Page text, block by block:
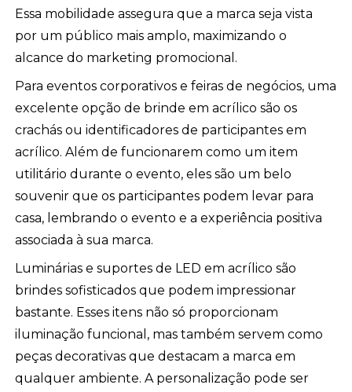
Essa mobilidade assegura que a marca seja vista
por um público mais amplo, maximizando o
alcance do marketing promocional.
Para eventos corporativos e feiras de negócios, uma
excelente opção de brinde em acrílico são os
crachás ou identificadores de participantes em
acrílico. Além de funcionarem como um item
utilitário durante o evento, eles são um belo
souvenir que os participantes podem levar para
casa, lembrando o evento e a experiência positiva
associada à sua marca.
Luminárias e suportes de LED em acrílico são
brindes sofisticados que podem impressionar
bastante. Esses itens não só proporcionam
iluminação funcional, mas também servem como
peças decorativas que destacam a marca em
qualquer ambiente. A personalização pode ser